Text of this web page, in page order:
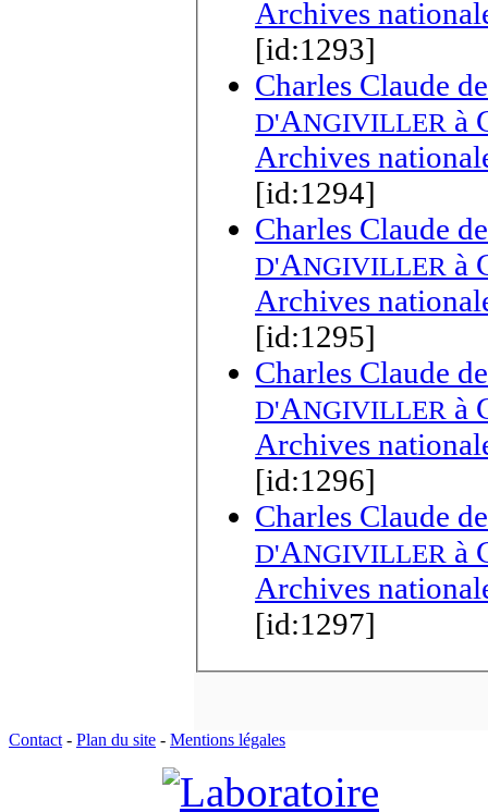
Archives
[id:1293]
Charles Claude
D'ANGIVILLER à
Archives
[id:1294]
Charles Claude
D'ANGIVILLER à
Archives
[id:1295]
Charles Claude
D'ANGIVILLER à
Archives
[id:1296]
Charles Claude
D'ANGIVILLER à
Archives
[id:1297]
Contact - Plan du site - Mentions légales